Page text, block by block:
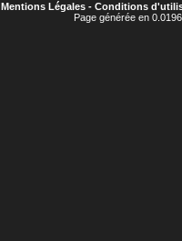
Mentions Légales- Conditions
Page générée en